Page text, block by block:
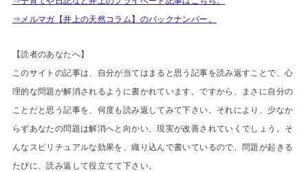
⇒メルマガ【井上の天然コラム】のバックナンバー。
【読者のあなたへ】
このサイトの記事は、自分が当てはまると思う記事を読み返すことで、心
理的な問題が解消されるように書かれています。ですから、まさに自分の
ことだと思う記事を、何度も読み返してみて下さい。それにより、少なか
らずあなたの問題は解消へと向かい、現実が改善されていくでしょう。そ
んなスピリチュアルな効果を、織り込んで書いているので、問題が起きる
たびに、読み返して役立てて下さい。